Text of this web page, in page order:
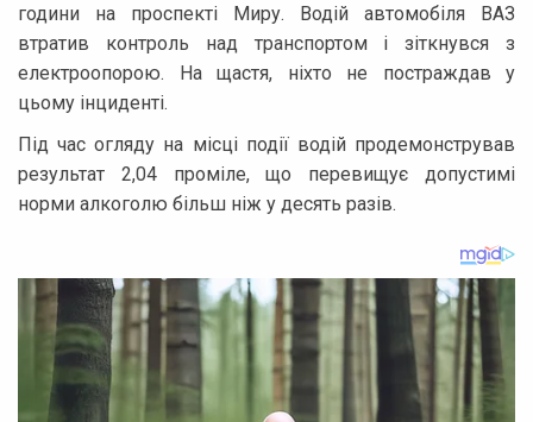
години на проспекті Миру. Водій автомобіля ВАЗ
втратив контроль над транспортом і зіткнувся з
електроопорою. На щастя, ніхто не постраждав у
цьому інциденті.
Під час огляду на місці події водій продемонстрував
результат 2,04 проміле, що перевищує допустимі
норми алкоголю більш ніж у десять разів.